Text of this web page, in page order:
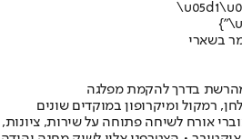
בשארי
מהרשת בדרך להקמת מפלגה
רמקול ומיקרופון במוקדים שונים
אורח לשיחה פתוחה על שירות, ציונות,